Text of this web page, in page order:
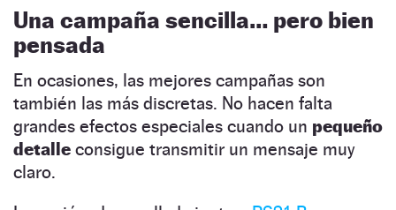
Una campaña sencilla… pero bien
pensada
En ocasiones, las mejores campañas son
también las más discretas. No hacen falta
grandes efectos especiales cuando un pequeño
detalle consigue transmitir un mensaje muy
claro.